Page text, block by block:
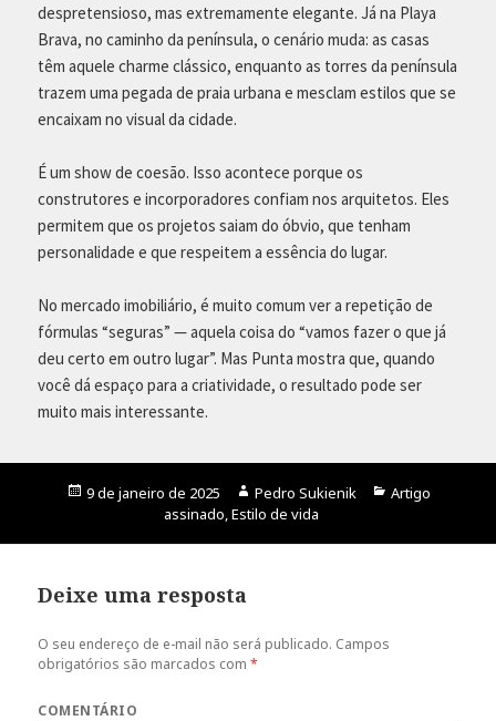
despretensioso, mas extremamente elegante. Já na Playa
Brava, no caminho da península, o cenário muda: as casas
têm aquele charme clássico, enquanto as torres da península
trazem uma pegada de praia urbana e mesclam estilos que se
encaixam no visual da cidade.
É um show de coesão. Isso acontece porque os
construtores e incorporadores confiam nos arquitetos. Eles
permitem que os projetos saiam do óbvio, que tenham
personalidade e que respeitem a essência do lugar.
No mercado imobiliário, é muito comum ver a repetição de
fórmulas “seguras” — aquela coisa do “vamos fazer o que já
deu certo em outro lugar”. Mas Punta mostra que, quando
você dá espaço para a criatividade, o resultado pode ser
muito mais interessante.
Publicado
9 de janeiro de 2025 Autor
Pedro Sukienik Categorias
Artigo
assinado Estilo de vida
Deixe uma resposta
O seu endereço de e-mail não será publicado. Campos
obrigatórios são marcados com*
COMENTÁRIO